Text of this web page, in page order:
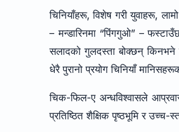
चिनियाँहरू, विशेष गरी युवाहरू,
– मन्डारिनमा “पिंगगुओ” –
सलादको गुलदस्ता बोक्छन् किनभने
धेरै पुरानो प्रयोग चिनियाँ
चिक-फिल-ए अन्धविश्वासले
प्रतिष्ठित शैक्षिक पृष्ठभूमि र उच्च-